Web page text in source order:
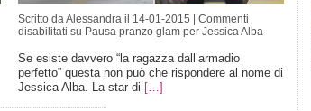
Scritto da Alessandra il 14-01-2015 | Commenti
disabilitati su Pausa pranzo glam per Jessica Alba
Se esiste davvero “la ragazza dall’armadio
perfetto” questa non può che rispondere al nome di
Jessica Alba. La star di […]